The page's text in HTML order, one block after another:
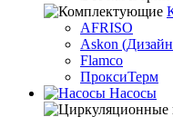
AFRISO
Askon
Flamco
ПроксиТерм
Насосы